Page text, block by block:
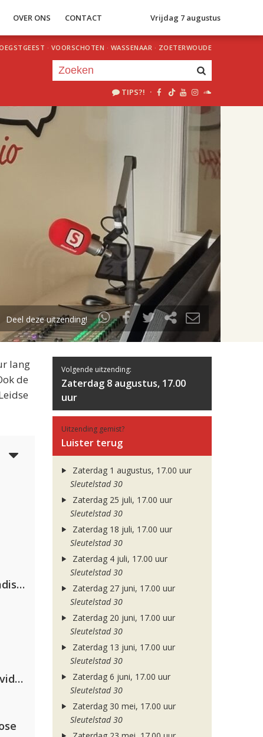
OVER ONS CONTACT Vrijdag 7 augustus
· VOORSCHOTEN · WASSENAAR · ZOETERWOUDE
TIPS?! ·
uur 1 van 2
Volgend uur
Deel deze uitzending!
lang
de
David Guetta & Alesso feat. Madison Love
Clean Bandit, Anne-Marie & David Guetta
Volgende uitzending:
Zaterdag 8 augustus, 17.00
uur
Uitzending gemist?
Luister terug
Zaterdag 1 augustus, 17.00 uur
Sleutelstad 30
Zaterdag 25 juli, 17.00 uur
Sleutelstad 30
Zaterdag 18 juli, 17.00 uur
Sleutelstad 30
Zaterdag 4 juli, 17.00 uur
Sleutelstad 30
Zaterdag 27 juni, 17.00 uur
Sleutelstad 30
Zaterdag 20 juni, 17.00 uur
Sleutelstad 30
Zaterdag 13 juni, 17.00 uur
Sleutelstad 30
Zaterdag 6 juni, 17.00 uur
Sleutelstad 30
Zaterdag 30 mei, 17.00 uur
Sleutelstad 30